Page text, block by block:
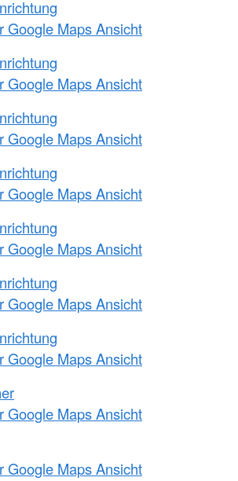
Google Maps Ansicht
Google Maps Ansicht
Google Maps Ansicht
Google Maps Ansicht
Google Maps Ansicht
Google Maps Ansicht
Google Maps Ansicht
Google Maps Ansicht
Google Maps Ansicht